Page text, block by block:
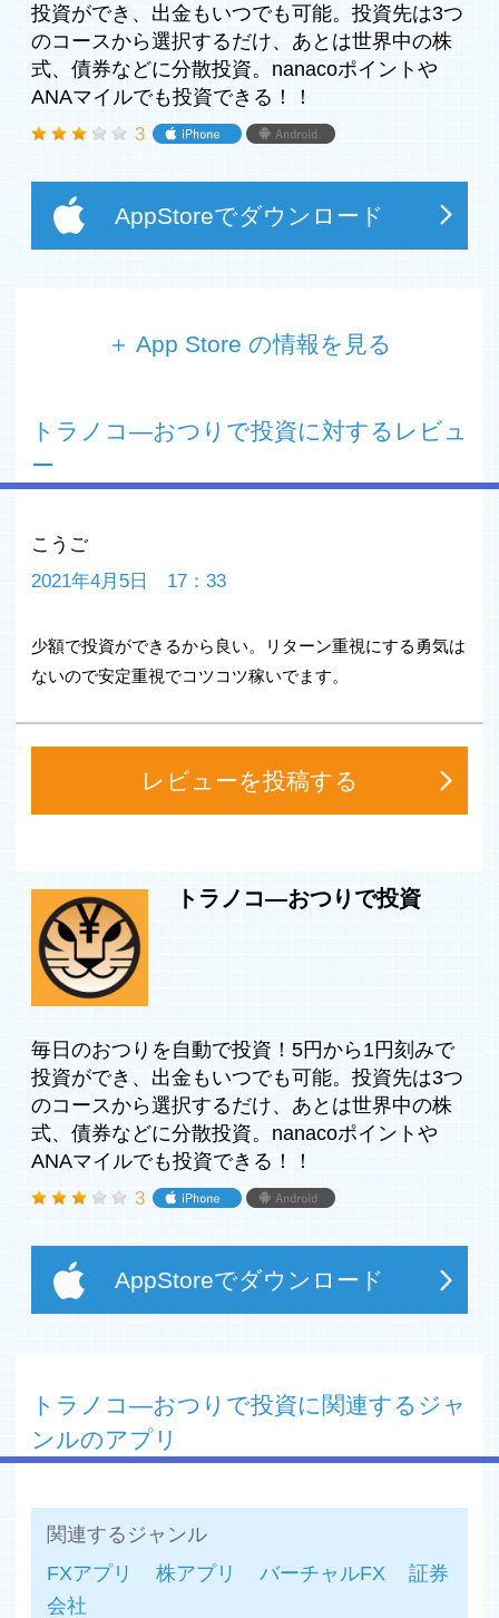
投資ができ、出金もいつでも可能。投資先は3つ
のコースから選択するだけ、あとは世界中の株
式、債券などに分散投資。nanacoポイントや
ANAマイルでも投資できる！！
3
AppStoreでダウンロード
＋ App Store の情報を見る
投資先は3つのコースから選択するだけ、あとは世界中の
株式、債券などに分散投資
nanacoポイントやANAマイルでも投資できる！！
トラノコとは
----------
投資に回せます。
*例えば320円のお買い物の場合、100円単位の設定で80
「おつり」になります。
■ nanacoポイントやANAマイルなど、お買い物で貯まる
ポイント/マイルでも投資可能。
■ 投資回数に応じて投資資金をプレゼント！さらに
nanacoやマイル、dポイントが投資額に関わらず毎月必ず
貯まります。
■ 将来のため、意識することなく、自然とコツコツ資産形
成が可能です。
の誕生日まで月額利用料がずっと無料です！
----------
主な機能・特徴
----------
■ お買い物のたびに、おつりデータを収集し、そのおつり
分を投資できます。
■ 投資する「おつり」は、毎月おつりの合計額を、銀行口
■ 投資先は、リスク許容度に合わせて3つの投資コースを
用意。選択するだけで世界中の資産に分散投資が可能で
る構成資産別の増減も表示。
■ 毎週、当社の運用の専門家が市況を解説。世界のニュー
スに照らし、なぜ米国株が上がったか、なぜ新興国株が下
がったかなどを分かりやすく理解できます。
ときには、自由に金額を入力し、投資できる機能もありま
す。
■ お買い物で貯まるポイントやマイルで投資できる「ポイ
ントで投資」を実装。元手ゼロ円からの新しい投資の形で
す。
トラノコ―おつりで投資に対するレビュ
ー
こうご
2021年4月5日 17：33
少額で投資ができるから良い。リターン重視にする勇気は
ないので安定重視でコツコツ稼いでます。
レビューを投稿する
トラノコ―おつりで投資
毎日のおつりを自動で投資！5円から1円刻みで
投資ができ、出金もいつでも可能。投資先は3つ
のコースから選択するだけ、あとは世界中の株
式、債券などに分散投資。nanacoポイントや
ANAマイルでも投資できる！！
3
AppStoreでダウンロード
トラノコ―おつりで投資に関連するジャ
ンルのアプリ
関連するジャンル
FXアプリ
株アプリ バーチャルFX
証券
会社